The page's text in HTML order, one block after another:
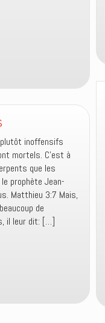
inoffensifs
mortels. C’est à
que les
prophète Jean-
Matthieu 3:7 Mais,
de
il leur dit: […]